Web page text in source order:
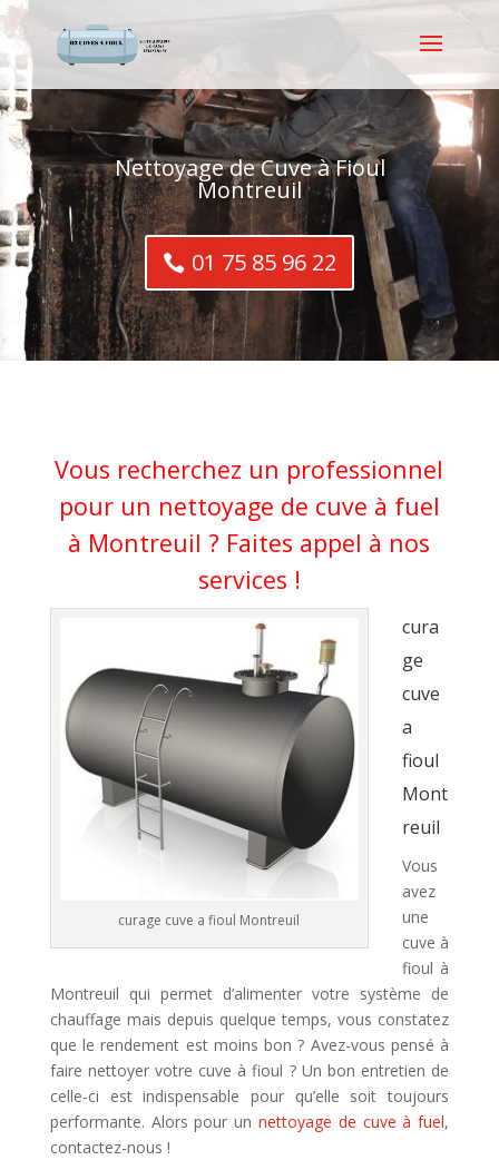
Nettoyage de Cuve à Fioul
Montreuil
01 75 85 96 22
Vous recherchez un professionnel
pour un nettoyage de cuve à fuel
à Montreuil ? Faites appel à nos
services !
curage cuve a fioul Montreuil
cura
ge
cuve
a
fioul
Mont
reuil
Vous
avez
une
cuve à
fioul à
Montreuil qui permet d’alimenter votre système de
chauffage mais depuis quelque temps, vous constatez
que le rendement est moins bon ? Avez-vous pensé à
faire nettoyer votre cuve à fioul ? Un bon entretien de
celle-ci est indispensable pour qu’elle soit toujours
performante. Alors pour un nettoyage de cuve à fuel,
contactez-nous !